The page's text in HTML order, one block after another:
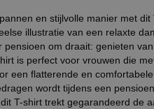
en stijlvolle manier met
illustratie van een relaxte
pensioen om draait: genieten
is perfect voor vrouwen die
een flatterende en
wordt tijdens een
T-shirt trekt gegarandeerd de